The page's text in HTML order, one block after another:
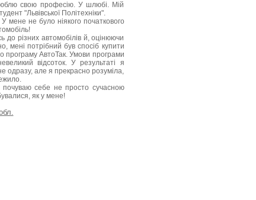
свою професію. У шлюбі. Мій
"Львівської Політехніки".
мене не було ніякого початкового
різних автомобілів й, оцінюючи
мені потрібний був спосіб купити
програму АвтоТак. Умови програми
відсоток. У результаті я
одразу, але я прекрасно розуміла,
себе не просто сучасною
як у мене!